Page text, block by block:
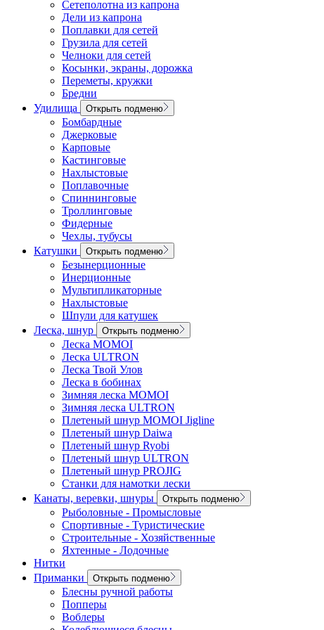
Сетеполотна из капрона
Дели из капрона
Поплавки для сетей
Грузила для сетей
Челноки для сетей
Косынки, экраны, дорожка
Переметы, кружки
Бредни
Удилища
Открыть подменю
Бомбардные
Джерковые
Карповые
Кастинговые
Нахлыстовые
Поплавочные
Спиннинговые
Троллинговые
Фидерные
Чехлы, тубусы
Катушки
Открыть подменю
Безынерционные
Инерционные
Мультипликаторные
Нахлыстовые
Шпули для катушек
Леска, шнур
Открыть подменю
Леска MOMOI
Леска ULTRON
Леска Твой Улов
Леска в бобинах
Зимняя леска MOMOI
Зимняя леска ULTRON
Плетеный шнур MOMOI Jigline
Плетеный шнур Daiwa
Плетеный шнур Ryobi
Плетеный шнур ULTRON
Плетеный шнур PROJIG
Станки для намотки лески
Канаты, веревки, шнуры
Открыть подменю
Рыболовные - Промысловые
Спортивные - Туристические
Строительные - Хозяйственные
Яхтенные - Лодочные
Нитки
Приманки
Открыть подменю
Блесны ручной работы
Попперы
Воблеры